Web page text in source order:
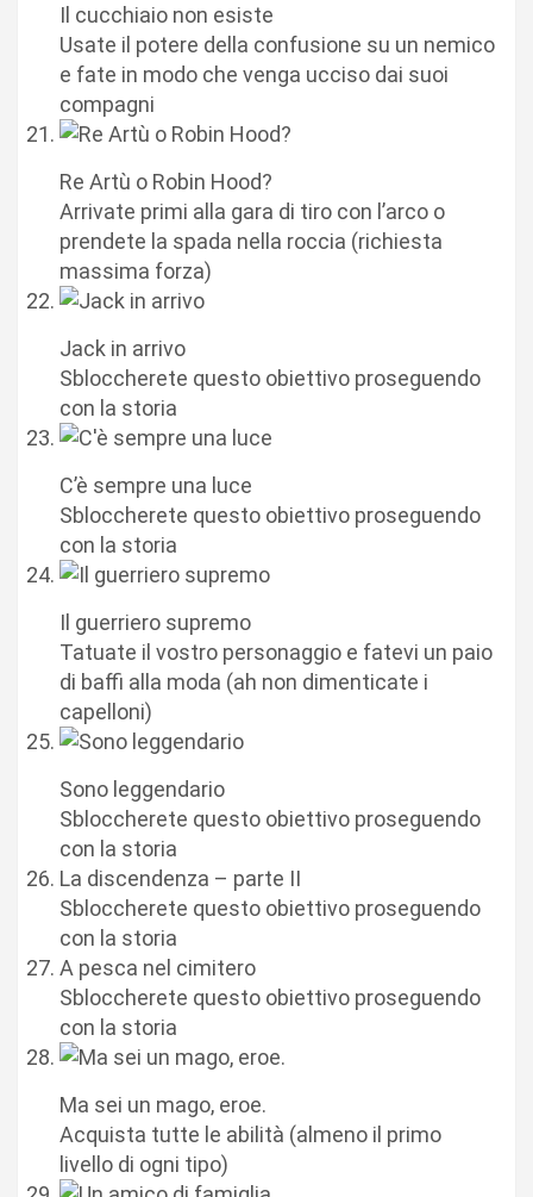
Il cucchiaio non esiste
Usate il potere della confusione su un nemico
e fate in modo che venga ucciso dai suoi
compagni
Re Artù o Robin Hood?
Arrivate primi alla gara di tiro con l’arco o
prendete la spada nella roccia (richiesta
massima forza)
Jack in arrivo
Sbloccherete questo obiettivo proseguendo
con la storia
C’è sempre una luce
Sbloccherete questo obiettivo proseguendo
con la storia
Il guerriero supremo
Tatuate il vostro personaggio e fatevi un paio
di baffi alla moda (ah non dimenticate i
capelloni)
Sono leggendario
Sbloccherete questo obiettivo proseguendo
con la storia
La discendenza – parte II
Sbloccherete questo obiettivo proseguendo
con la storia
A pesca nel cimitero
Sbloccherete questo obiettivo proseguendo
con la storia
Ma sei un mago, eroe.
Acquista tutte le abilità (almeno il primo
livello di ogni tipo)